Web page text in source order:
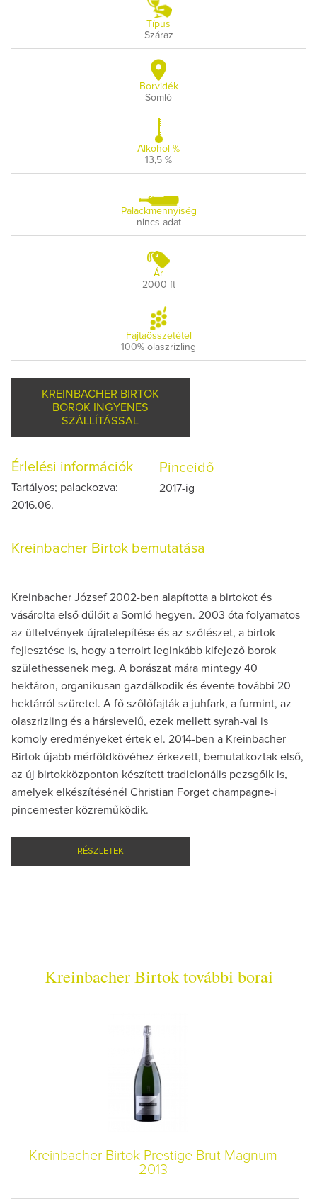
Típus
Száraz
Borvidék
Somló
Alkohol %
13,5 %
Palackmennyiség
nincs adat
Ár
2000 ft
Fajtaösszetétel
100% olaszrizling
KREINBACHER BIRTOK
BOROK INGYENES
SZÁLLÍTÁSSAL
Érlelési információk
Tartályos; palackozva:
2016.06.
Pinceidő
2017-ig
Kreinbacher Birtok bemutatása
Kreinbacher József 2002-ben alapította a birtokot és
vásárolta első dűlőit a Somló hegyen. 2003 óta folyamatos
az ültetvények újratelepítése és az szőlészet, a birtok
fejlesztése is, hogy a terroirt leginkább kifejező borok
születhessenek meg. A borászat mára mintegy 40
hektáron, organikusan gazdálkodik és évente további 20
hektárról szüretel. A fő szőlőfajták a juhfark, a furmint, az
olaszrizling és a hárslevelű, ezek mellett syrah-val is
komoly eredményeket értek el. 2014-ben a Kreinbacher
Birtok újabb mérföldkövéhez érkezett, bemutatkoztak első,
az új birtokközponton készített tradicionális pezsgőik is,
amelyek elkészítésénél Christian Forget champagne-i
pincemester közreműködik.
RÉSZLETEK
Kreinbacher Birtok további borai
Kreinbacher Birtok Prestige Brut Magnum
2013